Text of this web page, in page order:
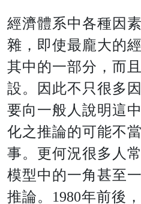
經濟體系中各種因
雜，即使最龐大的
其中的一部分，而
設。因此不只很多
要向一般人說明這
化之推論的可能不
事。更何況很多人
模型中的一角甚至
推論。1980年前後